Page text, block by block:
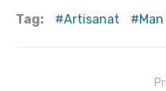
Tag: Artisanat